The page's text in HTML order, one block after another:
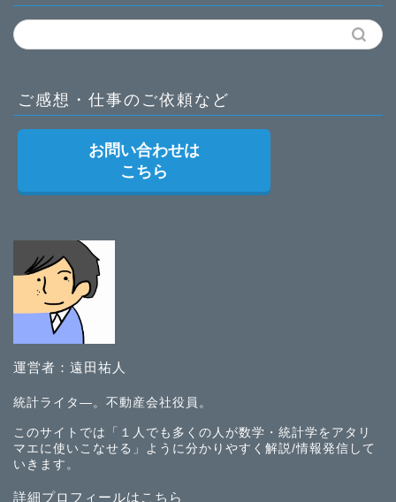
ご感想・仕事のご依頼など
お問い合わせは
こちら
運営者：遠田祐人
統計ライタ―。不動産会社役員。
このサイトでは「１人でも多くの人が数学・統計学をアタリ
マエに使いこなせる」ように分かりやすく解説/情報発信して
いきます。
詳細プロフィールはこちら